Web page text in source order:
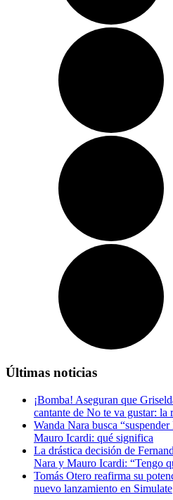
Últimas noticias
¡Bomba! Aseguran que
cantante de No te va gustar: la
Wanda Nara busca
Mauro Icardi: qué significa
La drástica decisión de
Nara y Mauro Icardi: “Tengo
Tomás Otero reafirma su
nuevo lanzamiento en Simulate